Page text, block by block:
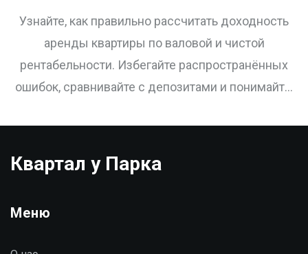
Узнайте, как правильно рассчитать доходность
аренды квартиры по валовой и чистой
рентабельности. Избегайте распространённых
ошибок, сравнивайте с депозитами и понимайте,
Квартал у Парка
Меню